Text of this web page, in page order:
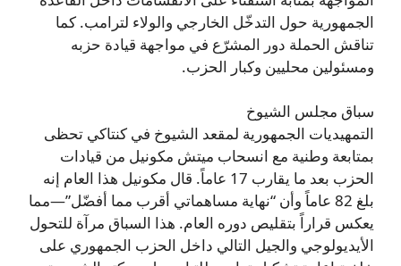
الجمهورية حول التدخّل الخارجي والولاء لترامب. كما
تناقش الحملة دور المشرّع في مواجهة قيادة حزبه
ومسئولين محليين وكبار الحزب.
سباق مجلس الشيوخ
التمهيديات الجمهورية لمقعد الشيوخ في كنتاكي تحظى
بمتابعة وطنية مع انسحاب ميتش مكونيل من قيادات
الحزب بعد ما يقارب 17 عاماً. قال مكونيل هذا العام إنه
بلغ 82 عاماً وأن “نهاية مساهماتي أقرب مما أفضّل”—مما
يعكس قراراً بتقليص دوره العام. هذا السباق مرآة للتحول
الأيديولوجي والجيل التالي داخل الحزب الجمهوري على